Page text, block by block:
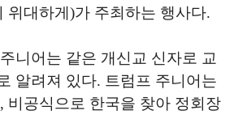
위대하게)가 주최하는 행사다.
니어는 같은 개신교 신자로 교
알려져 있다. 트럼프 주니어는
비공식으로 한국을 찾아 정회장